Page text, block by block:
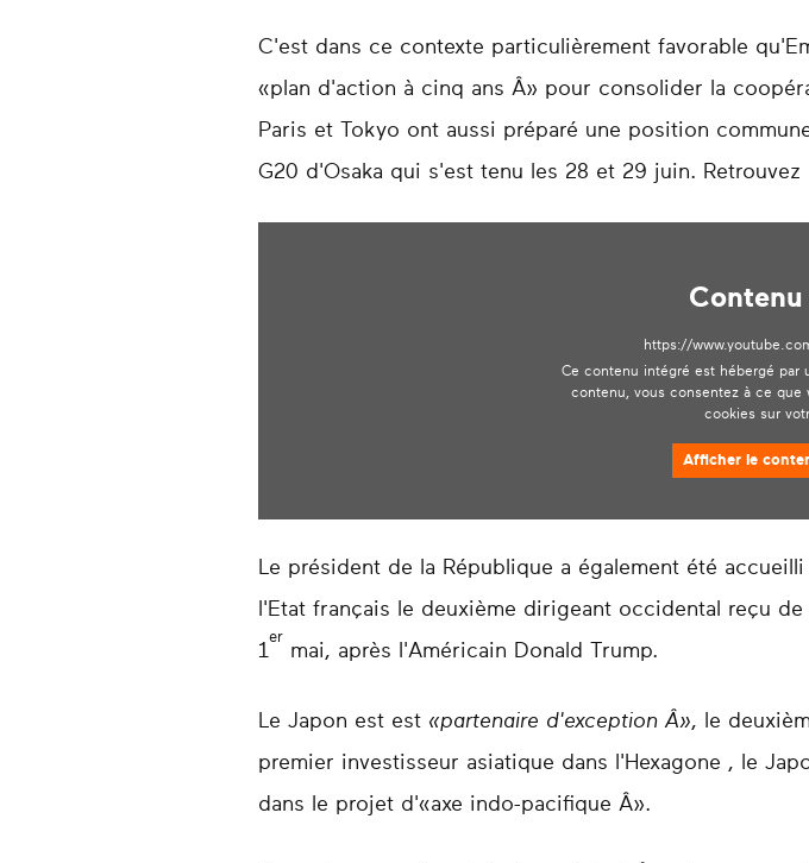
C'est dans ce contexte particulièrement favorable
«plan d'action à cinq ans Â» pour consolider la
Paris et Tokyo ont aussi préparé une position
G20 d'Osaka qui s'est tenu les 28 et 29 juin.
https://
Ce contenu intégré est hébergé par
contenu, vous consentez à ce que
cookies sur
Afficher le
Le président de la République a également été
l'Etat français le deuxième dirigeant occidental reçu
1
er
mai, après l'Américain Donald Trump.
Le Japon est est «partenaire d'exception Â», le
premier investisseur asiatique dans l'Hexagone , le
dans le projet d'«axe indo-pacifique Â».